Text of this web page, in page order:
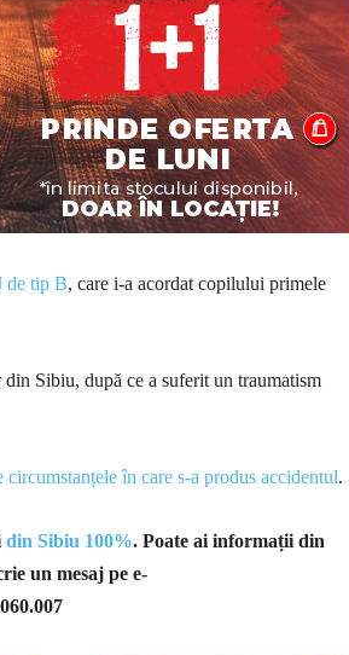
de tip B, care i-a acordat copilului primele
Sibiu, după ce a suferit un traumatism
circumstanțele în care s-a produs accidentul.
din Sibiu 100%. Poate ai informații din
un mesaj pe e-